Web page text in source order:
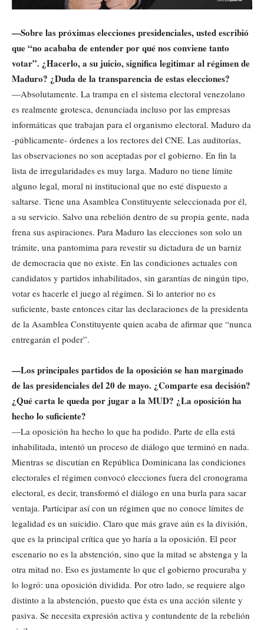
—Sobre las próximas elecciones presidenciales, usted escribió
que “no acababa de entender por qué nos conviene tanto
votar”. ¿Hacerlo, a su juicio, significa legitimar al régimen de
Maduro? ¿Duda de la transparencia de estas elecciones?
—Absolutamente. La trampa en el sistema electoral venezolano
es realmente grotesca, denunciada incluso por las empresas
informáticas que trabajan para el organismo electoral. Maduro da
-públicamente- órdenes a los rectores del CNE. Las auditorías,
las observaciones no son aceptadas por el gobierno. En fin la
lista de irregularidades es muy larga. Maduro no tiene límite
alguno legal, moral ni institucional que no esté dispuesto a
saltarse. Tiene una Asamblea Constituyente seleccionada por él,
a su servicio. Salvo una rebelión dentro de su propia gente, nada
frena sus aspiraciones. Para Maduro las elecciones son solo un
trámite, una pantomima para revestir su dictadura de un barniz
de democracia que no existe. En las condiciones actuales con
candidatos y partidos inhabilitados, sin garantías de ningún tipo,
votar es hacerle el juego al régimen. Si lo anterior no es
suficiente, baste entonces citar las declaraciones de la presidenta
de la Asamblea Constituyente quien acaba de afirmar que “nunca
entregarán el poder”.
—Los principales partidos de la oposición se han marginado
de las presidenciales del 20 de mayo. ¿Comparte esa decisión?
¿Qué carta le queda por jugar a la MUD? ¿La oposición ha
hecho lo suficiente?
—La oposición ha hecho lo que ha podido. Parte de ella está
inhabilitada, intentó un proceso de diálogo que terminó en nada.
Mientras se discutían en República Dominicana las condiciones
electorales el régimen convocó elecciones fuera del cronograma
electoral, es decir, transformó el diálogo en una burla para sacar
ventaja. Participar así con un régimen que no conoce límites de
legalidad es un suicidio. Claro que más grave aún es la división,
que es la principal crítica que yo haría a la oposición. El peor
escenario no es la abstención, sino que la mitad se abstenga y la
otra mitad no. Eso es justamente lo que el gobierno procuraba y
lo logró: una oposición dividida. Por otro lado, se requiere algo
distinto a la abstención, puesto que ésta es una acción silente y
pasiva. Se necesita expresión activa y contundente de la rebelión